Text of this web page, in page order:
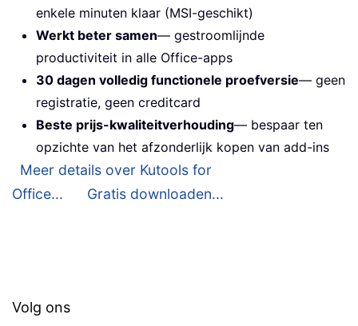
enkele minuten klaar (MSI-geschikt)
Werkt beter samen— gestroomlijnde
productiviteit in alle Office-apps
30 dagen volledig functionele proefversie— geen
registratie, geen creditcard
Beste prijs-kwaliteitverhouding— bespaar ten
opzichte van het afzonderlijk kopen van add-ins
Meer details over Kutools for
Office...
Gratis downloaden...
Volg ons